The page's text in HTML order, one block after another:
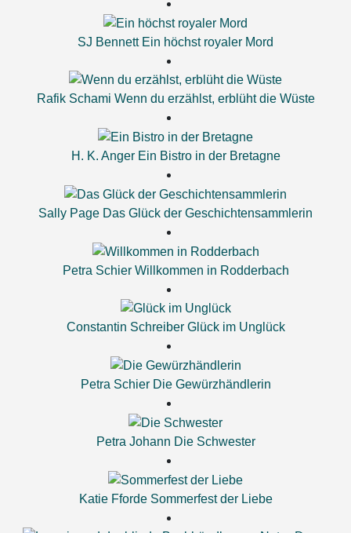
SJ Bennett Ein höchst royaler Mord
Rafik Schami Wenn du erzählst, erblüht die Wüste
H. K. Anger Ein Bistro in der Bretagne
Sally Page Das Glück der Geschichtensammlerin
Petra Schier Willkommen in Rodderbach
Constantin Schreiber Glück im Unglück
Petra Schier Die Gewürzhändlerin
Petra Johann Die Schwester
Katie Fforde Sommerfest der Liebe